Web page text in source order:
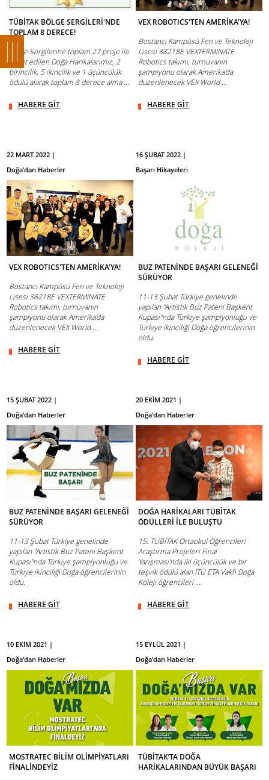
TÜBİTAK BÖLGE SERGİLERİ'NDE
TOPLAM 8 DERECE!
Bölge Sergilerine toplam 27 proje ile
davet edilen Doğa Harikalarımız, 2
birincilik, 5 ikincilik ve 1 üçüncülük
ödülü alarak toplam 8 derece alma ...
HABERE GİT
VEX ROBOTICS'TEN AMERİKA'YA!
Bostancı Kampüsü Fen ve Teknoloji
Lisesi 38218E VEXTERMINATE
Robotics takımı, turnuvanın
şampiyonu olarak Amerika’da
düzenlenecek VEX World ...
HABERE GİT
22 MART 2022 |
Doğa'dan Haberler
VEX ROBOTICS'TEN AMERİKA'YA!
Bostancı Kampüsü Fen ve Teknoloji
Lisesi 38218E VEXTERMINATE
Robotics takımı, turnuvanın
şampiyonu olarak Amerika’da
düzenlenecek VEX World ...
HABERE GİT
16 ŞUBAT 2022 |
Başarı Hikayeleri
BUZ PATENİNDE BAŞARI GELENEĞİ
SÜRÜYOR
11-13 Şubat Türkiye genelinde
yapılan "Artistik Buz Pateni Başkent
Kupası"nda Türkiye şampiyonluğu ve
Türkiye ikinciliği Doğa öğrencilerinin
oldu.
HABERE GİT
15 ŞUBAT 2022 |
Doğa'dan Haberler
BUZ PATENİNDE BAŞARI GELENEĞİ
SÜRÜYOR
11-13 Şubat Türkiye genelinde
yapılan "Artistik Buz Pateni Başkent
Kupası"nda Türkiye şampiyonluğu ve
Türkiye ikinciliği Doğa öğrencilerinin
oldu.
HABERE GİT
20 EKİM 2021 |
Doğa'dan Haberler
DOĞA HARİKALARI TÜBİTAK
ÖDÜLLERİ İLE BULUŞTU
15. TÜBİTAK Ortaokul Öğrencileri
Araştırma Projeleri Final
Yarışması’nda iki üçüncülük ve bir
teşvik ödülü alan İTÜ ETA Vakfı Doğa
Koleji öğrencileri ...
HABERE GİT
10 EKİM 2021 |
Doğa'dan Haberler
MOSTRATEC BİLİM OLİMPİYATLARI
FİNALİNDEYİZ
15 EYLÜL 2021 |
Doğa'dan Haberler
TÜBİTAK’TA DOĞA
HARİKALARINDAN BÜYÜK BAŞARI